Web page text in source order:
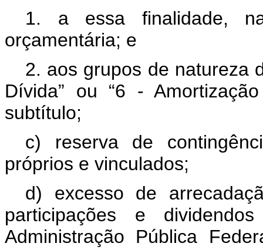
1. a essa finalidade,
orçamentária; e
2. aos grupos de natureza
Dívida” ou “6 -
subtítulo;
c) reserva de
próprios e vinculados;
d) excesso de
participações e
Administração Pública